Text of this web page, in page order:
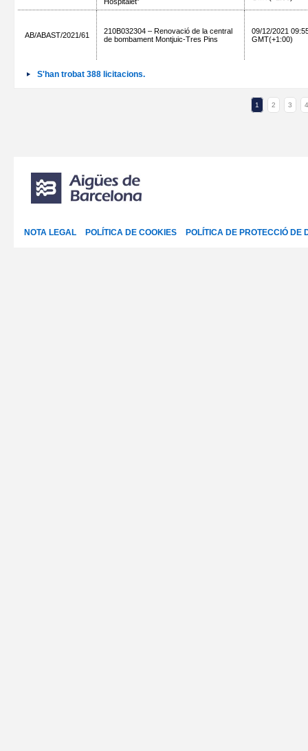
AB/ABAST/2021/61
210B032304 – Renovació de la central
de bombament Montjuic-Tres Pins
09/12/2021
GMT(+1:00)
S'han trobat 388 licitacions.
1 2 3 4
NOTA LEGAL POLÍTICA DE COOKIES POLÍTICA DE PROTECCIÓ DE